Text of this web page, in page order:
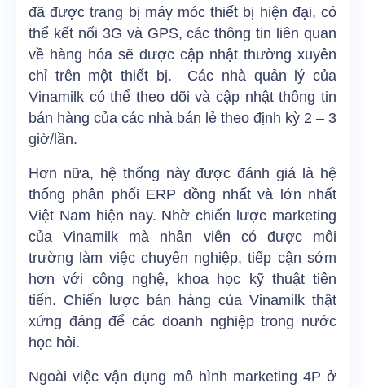
đã được trang bị máy móc thiết bị hiện đại, có
thể kết nối 3G và GPS, các thông tin liên quan
về hàng hóa sẽ được cập nhật thường xuyên
chỉ trên một thiết bị. Các nhà quản lý của
Vinamilk có thể theo dõi và cập nhật thông tin
bán hàng của các nhà bán lẻ theo định kỳ 2 – 3
giờ/lần.
Hơn nữa, hệ thống này được đánh giá là hệ
thống phân phối ERP đồng nhất và lớn nhất
Việt Nam hiện nay. Nhờ chiến lược marketing
của Vinamilk mà nhân viên có được môi
trường làm việc chuyên nghiệp, tiếp cận sớm
hơn với công nghệ, khoa học kỹ thuật tiên
tiến. Chiến lược bán hàng của Vinamilk thật
xứng đáng để các doanh nghiệp trong nước
học hỏi.
Ngoài việc vận dụng mô hình marketing 4P ở